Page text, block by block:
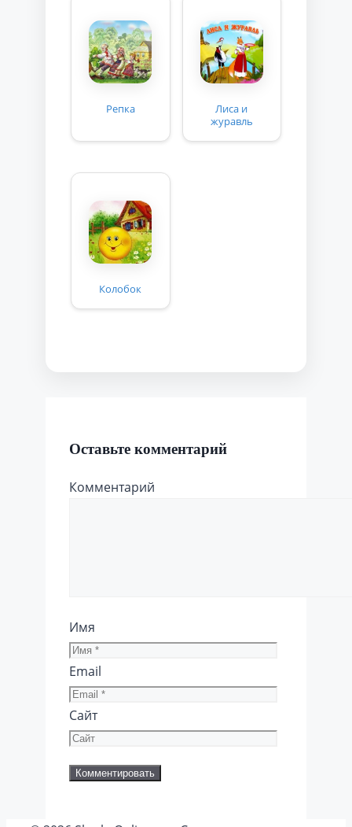
Репка
Лиса и
журавль
Колобок
Оставьте комментарий
Комментарий
Имя
Email
Сайт